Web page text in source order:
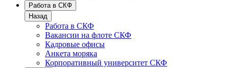
Работа в СКФ
Назад
Работа в СКФ
Вакансии на флоте СКФ
Кадровые офисы
Анкета моряка
Корпоративный университет СКФ